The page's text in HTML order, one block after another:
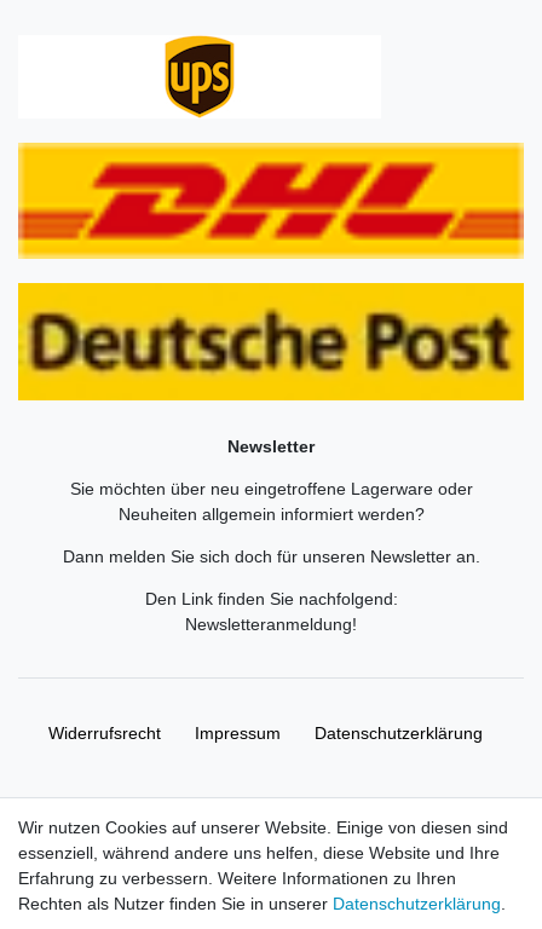
Newsletter
Sie möchten über neu eingetroffene Lagerware oder
Neuheiten allgemein informiert werden?
Dann melden Sie sich doch für unseren Newsletter an.
Den Link finden Sie nachfolgend:
Newsletteranmeldung!
Widerrufs­recht Impressum Daten­schutz­erklärung
© Copyright 2026 | Alle Rechte vorbehalten. HL-
Handelsgesellschaft mbH.
Wir nutzen Cookies auf unserer Website. Einige von diesen sind
essenziell, während andere uns helfen, diese Website und Ihre
Erfahrung zu verbessern. Weitere Informationen zu Ihren
Rechten als Nutzer finden Sie in unserer Daten­schutz­erklärung